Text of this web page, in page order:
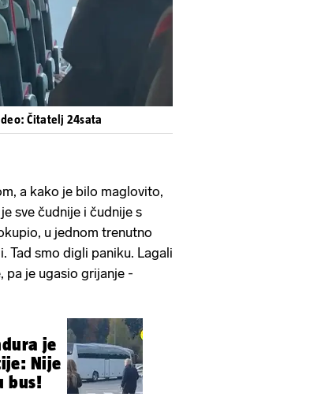
Čitatelj 24sata
a kako je bilo maglovito,
sve čudnije i čudnije s
u jednom trenutno
Tad smo digli paniku. Lagali
pa je ugasio grijanje -
je
Nije
bus!